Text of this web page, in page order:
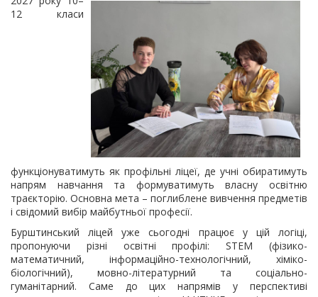
12 класи
функціонуватимуть як профільні ліцеї, де учні обиратимуть
напрям навчання та формуватимуть власну освітню
траєкторію. Основна мета – поглиблене вивчення предметів
і свідомий вибір майбутньої професії.
Бурштинський ліцей уже сьогодні працює у цій логіці,
пропонуючи різні освітні профілі: STEM (фізико-
математичний, інформаційно-технологічний, хіміко-
біологічний), мовно-літературний та соціально-
гуманітарний. Саме до цих напрямів у перспективі